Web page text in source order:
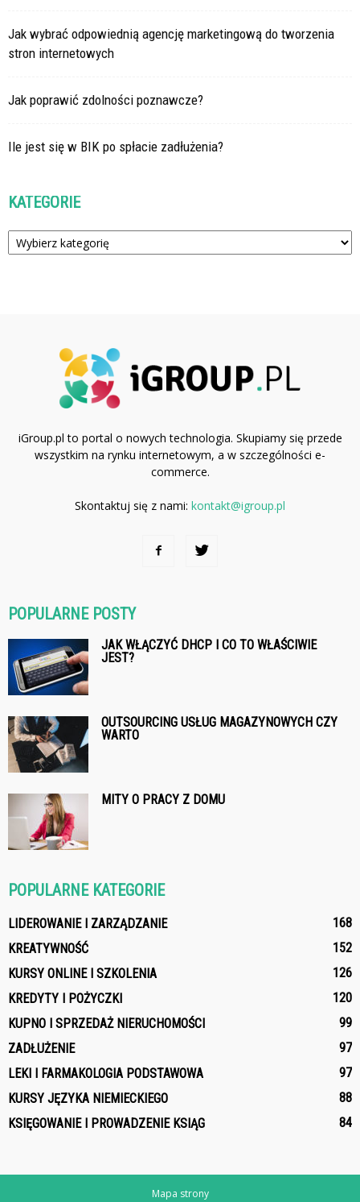
Jak wybrać odpowiednią agencję marketingową do tworzenia
stron internetowych
Jak poprawić zdolności poznawcze?
Ile jest się w BIK po spłacie zadłużenia?
KATEGORIE
Kategorie
iGroup.pl to portal o nowych technologia. Skupiamy się przede
wszystkim na rynku internetowym, a w szczególności e-
commerce.
Skontaktuj się z nami: kontakt@igroup.pl
POPULARNE POSTY
JAK WŁĄCZYĆ DHCP I CO TO WŁAŚCIWIE
JEST?
OUTSOURCING USŁUG MAGAZYNOWYCH CZY
WARTO
MITY O PRACY Z DOMU
POPULARNE KATEGORIE
LIDEROWANIE I ZARZĄDZANIE
168
KREATYWNOŚĆ
152
KURSY ONLINE I SZKOLENIA
126
KREDYTY I POŻYCZKI
120
KUPNO I SPRZEDAŻ NIERUCHOMOŚCI
99
ZADŁUŻENIE
97
LEKI I FARMAKOLOGIA PODSTAWOWA
97
KURSY JĘZYKA NIEMIECKIEGO
88
KSIĘGOWANIE I PROWADZENIE KSIĄG
84
Mapa strony